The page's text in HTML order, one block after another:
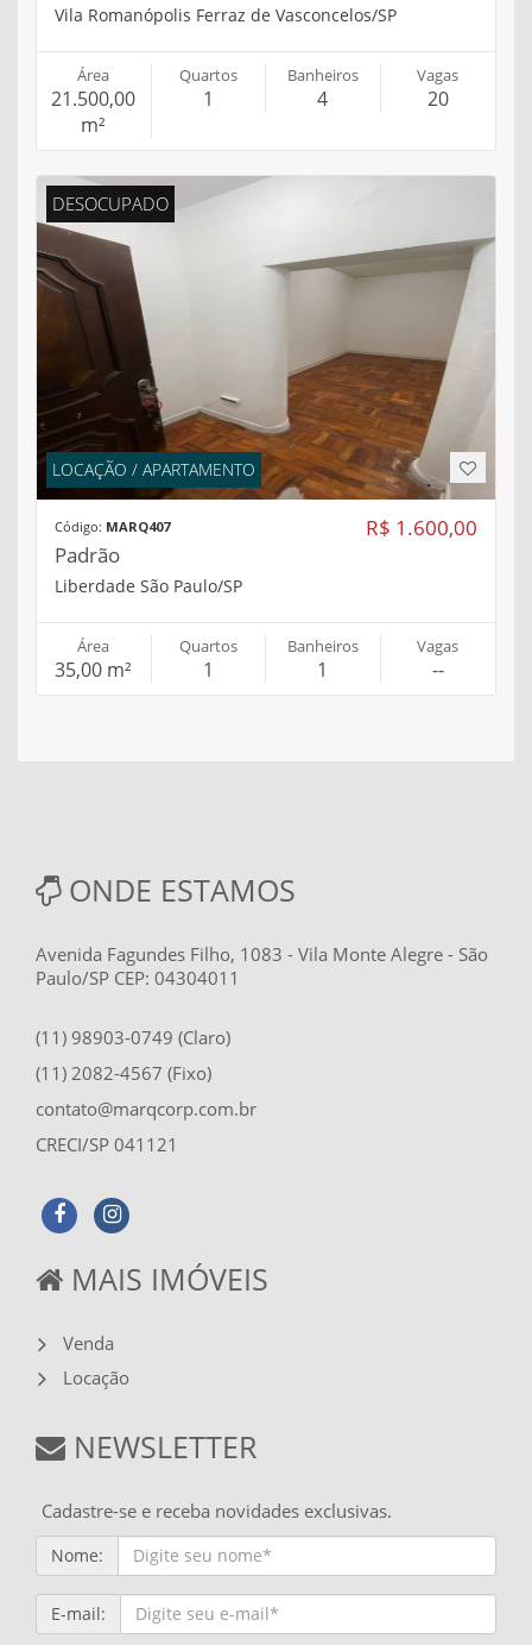
Vila Romanópolis Ferraz de Vasconcelos/SP
Área
21.500,00
m²
Quartos
1
Banheiros
4
Vagas
20
DESOCUPADO
LOCAÇÃO / APARTAMENTO
R$ 1.600,00
Código: MARQ407
Padrão
Liberdade São Paulo/SP
Área
35,00 m²
Quartos
1
Banheiros
1
Vagas
--
ONDE ESTAMOS
Avenida Fagundes Filho, 1083 - Vila Monte Alegre - São
Paulo/SP CEP: 04304011
(11) 98903-0749 (Claro)
(11) 2082-4567 (Fixo)
contato@marqcorp.com.br
CRECI/SP 041121
MAIS IMÓVEIS
Venda
Locação
NEWSLETTER
Cadastre-se e receba novidades exclusivas.
Nome:
E-mail: